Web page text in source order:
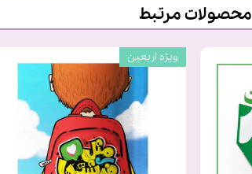
محصولات مرتبط
ویژه اربعین